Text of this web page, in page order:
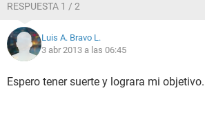
RESPUESTA 1 / 2
Luis A. Bravo L.
3 abr 2013 a las 06:45
Espero tener suerte y lograra mi